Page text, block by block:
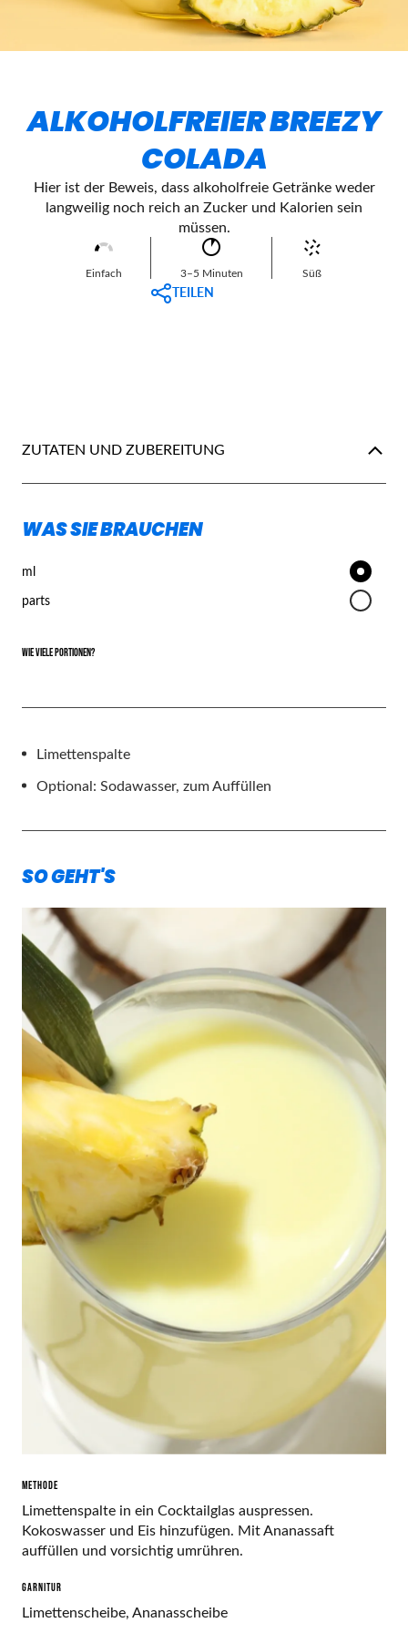
ALKOHOLFREIER BREEZY
COLADA
Hier ist der Beweis, dass alkoholfreie Getränke weder
langweilig noch reich an Zucker und Kalorien sein
müssen.
Einfach 3–5 Minuten Süß
TEILEN
ZUTATEN UND ZUBEREITUNG
WAS SIE BRAUCHEN
ml
parts
WIE VIELE PORTIONEN?
Limettenspalte
Optional: Sodawasser, zum Auffüllen
SO GEHT'S
METHODE
Limettenspalte in ein Cocktailglas auspressen.
Kokoswasser und Eis hinzufügen. Mit Ananassaft
auffüllen und vorsichtig umrühren.
GARNITUR
Limettenscheibe, Ananasscheibe